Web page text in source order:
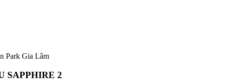
Park Gia Lâm
SAPPHIRE 2